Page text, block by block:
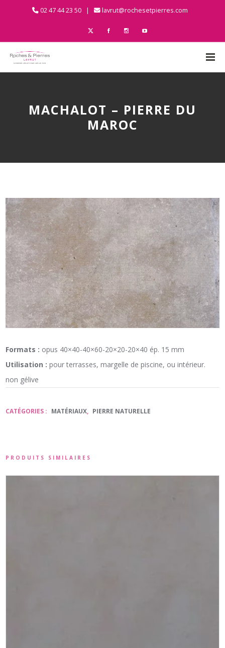
02 47 44 23 50 | lavrut@rochesetpierres.com
MACHALOT – PIERRE DU
MAROC
Formats : opus 40×40-40×60-20×20-20×40 ép. 15 mm
Utilisation : pour terrasses, margelle de piscine, ou intérieur.
non gélive
CATÉGORIES : MATÉRIAUX, PIERRE NATURELLE
PRODUITS SIMILAIRES